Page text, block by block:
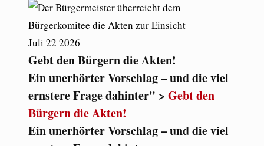
Juli 22 2026
Gebt den Bürgern die Akten!
Ein unerhörter Vorschlag – und die viel
ernstere Frage dahinter" > Gebt den
Bürgern die Akten!
Ein unerhörter Vorschlag – und die viel